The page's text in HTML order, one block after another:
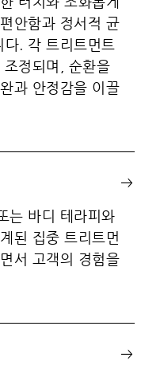
안함과 정서적 균
다. 각 트리트먼트
정되며, 순환을
과 안정감을 이끌
는 바디 테라피와
된 집중 트리트먼
서 고객의 경험을